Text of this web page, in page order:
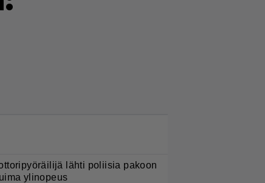
lähti poliisia pakoon
ylinopeus